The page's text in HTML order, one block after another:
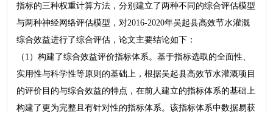
指标的三种权重计算方法，分别建立了两种不同的综合评估模型
与两种神经网络评估模型，对2016-2020年吴起县高效节水灌溉
综合效益进行了综合评估，论文主要结论如下：
（1）构建了综合效益评价指标体系。基于指标选取的全面性、
实用性与科学性等原则的基础上，根据吴起县高效节水灌溉项目
的评价目的与综合效益的特点，在前人建立的指标体系的基础上
构建了更为完整且有针对性的指标体系。该指标体系中数据易获